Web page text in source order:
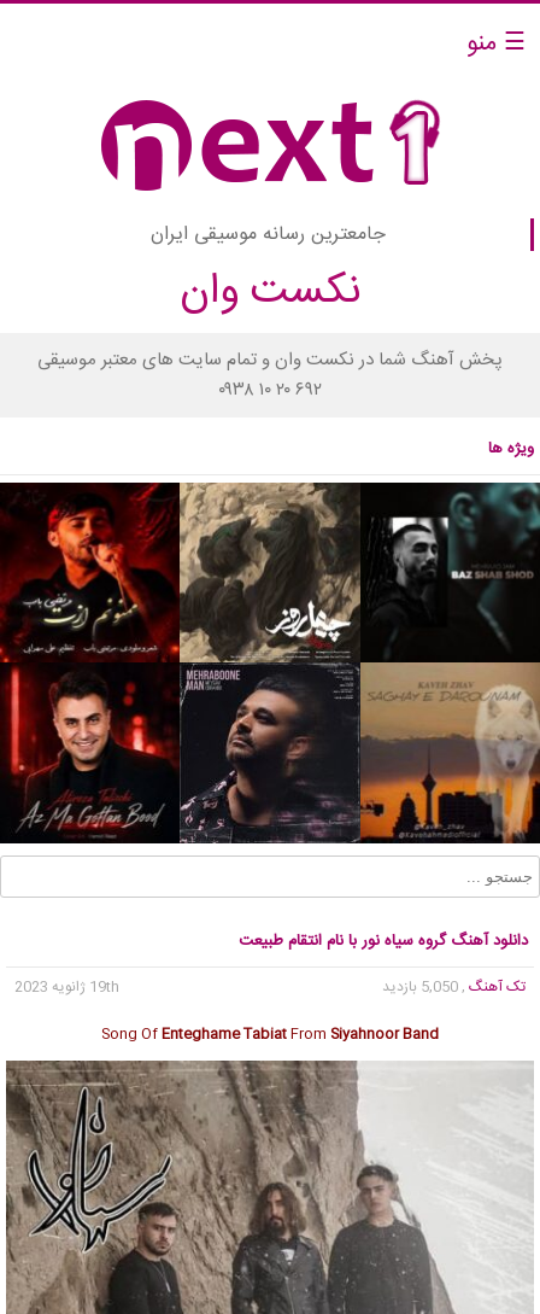
☰ منو
جامعترین رسانه موسیقی ایران
نکست وان
پخش آهنگ شما در نکست وان و تمام سایت های معتبر موسیقی
۰۹۳۸ ۱۰ ۲۰ ۶۹۲
ویژه ها
دانلود آهنگ گروه سیاه نور با نام انتقام طبیعت
تک آهنگ , 5,050 بازدید
19th ژانویه 2023
Song OfEnteghame TabiatFrom Siyahnoor Band